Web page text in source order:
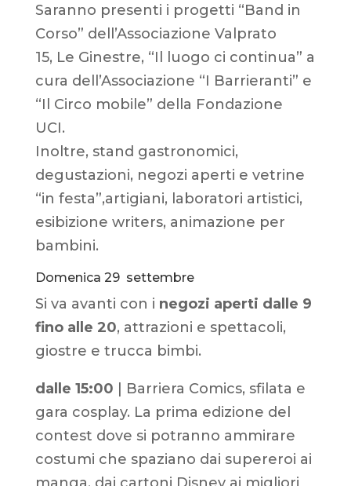
Saranno presenti i progetti “Band in
Corso” dell’Associazione Valprato
15, Le Ginestre, “Il luogo ci continua” a
cura dell’Associazione “I Barrieranti” e
“Il Circo mobile” della Fondazione
UCI.
Inoltre, stand gastronomici,
degustazioni, negozi aperti e vetrine
“in festa”,artigiani, laboratori artistici,
esibizione writers, animazione per
bambini.
Domenica 29 settembre
Si va avanti con i negozi aperti dalle 9
fino alle 20, attrazioni e spettacoli,
giostre e trucca bimbi.
dalle 15:00 | Barriera Comics, sfilata e
gara cosplay. La prima edizione del
contest dove si potranno ammirare
costumi che spaziano dai supereroi ai